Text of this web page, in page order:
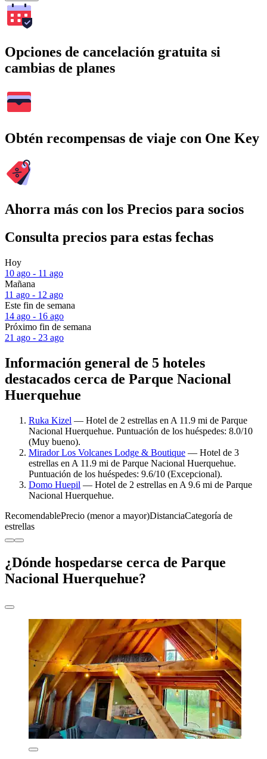
Opciones de cancelación gratuita si
cambias de planes
Obtén recompensas de viaje con One Key
Ahorra más con los Precios para socios
Consulta precios para estas fechas
Hoy
10 ago - 11 ago
Mañana
11 ago - 12 ago
Este fin de semana
14 ago - 16 ago
Próximo fin de semana
21 ago - 23 ago
Información general de 5 hoteles
destacados cerca de Parque Nacional
Huerquehue
Ruka Kizel — Hotel de 2 estrellas en A 11.9 mi de Parque
Nacional Huerquehue. Puntuación de los huéspedes: 8.0/10
(Muy bueno).
Mirador Los Volcanes Lodge & Boutique — Hotel de 3
estrellas en A 11.9 mi de Parque Nacional Huerquehue.
Puntuación de los huéspedes: 9.6/10 (Excepcional).
Domo Huepil — Hotel de 2 estrellas en A 9.6 mi de Parque
Nacional Huerquehue.
RecomendablePrecio (menor a mayor)DistanciaCategoría de
estrellas
¿Dónde hospedarse cerca de Parque
Nacional Huerquehue?